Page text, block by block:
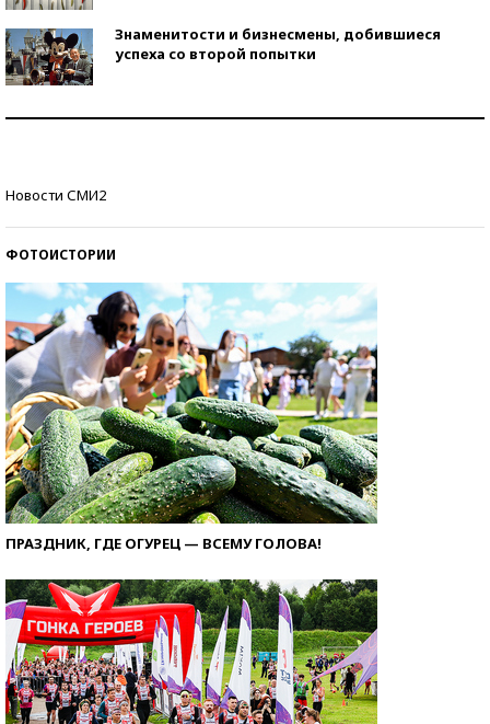
Знаменитости и бизнесмены, добившиеся
успеха со второй попытки
Новости СМИ2
ФОТОИСТОРИИ
ПРАЗДНИК, ГДЕ ОГУРЕЦ — ВСЕМУ ГОЛОВА!